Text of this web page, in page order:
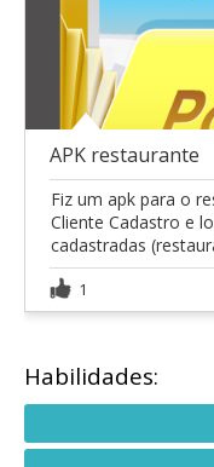
APK restaurante
Fiz um apk para o
Cliente Cadastro e
cadastradas
1
Habilidades: